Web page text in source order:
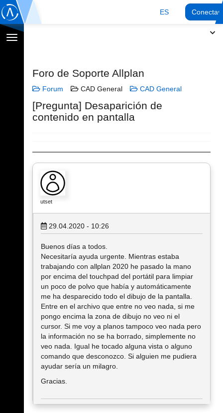
ES
Cambiar
Foro de Soporte Allplan
Forum CAD General CAD General
[Pregunta] Desaparición de
contenido en pantalla
utset
29.04.2020 - 10:26
Buenos días a todos.
Necesitaría ayuda urgente. Mientras estaba
trabajando con allplan 2020 he pasado la mano
por encima del touchpad del portátil para limpiar
un poco de polvo que había y automáticamente
me ha desparecido todo el dibujo de la pantalla.
Entre en el archivo que entre no veo nada, si me
pongo encima la zona de dibujo no veo ni el
cursor. Si me voy a planos tampoco veo nada pero
la información no se ha borrado, simplemente no
veo nada. Igual he tocado alguna vista o alguno
comando que desconozco. Si alguien me pudiera
ayudar sería un milagro.
Gracias.